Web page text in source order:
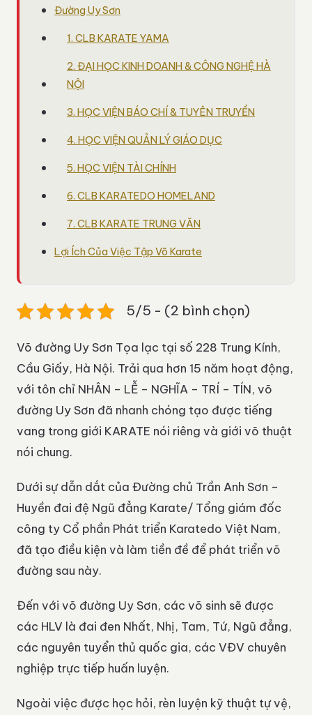
Đường Uy Sơn
1. CLB KARATE YAMA
2. ĐẠI HỌC KINH DOANH & CÔNG NGHỆ HÀ
NỘI
3. HỌC VIỆN BÁO CHÍ & TUYÊN TRUYỀN
4. HỌC VIỆN QUẢN LÝ GIÁO DỤC
5. HỌC VIỆN TÀI CHÍNH
6. CLB KARATEDO HOMELAND
7. CLB KARATE TRUNG VĂN
Lợi Ích Của Việc Tập Võ Karate
5/5 - (2 bình chọn)
Võ đường Uy Sơn Tọa lạc tại số 228 Trung Kính,
Cầu Giấy, Hà Nội. Trải qua hơn 15 năm hoạt động,
với tôn chỉ NHÂN – LỄ – NGHĨA – TRÍ – TÍN, võ
đường Uy Sơn đã nhanh chóng tạo được tiếng
vang trong giới KARATE nói riêng và giới võ thuật
nói chung.
Dưới sự dẫn dắt của Đường chủ Trần Anh Sơn –
Huyền đai đệ Ngũ đẳng Karate/ Tổng giám đốc
công ty Cổ phần Phát triển Karatedo Việt Nam,
đã tạo điều kiện và làm tiền đề để phát triển võ
đường sau này.
Đến với võ đường Uy Sơn, các võ sinh sẽ được
các HLV là đai đen Nhất, Nhị, Tam, Tứ, Ngũ đẳng,
các nguyên tuyển thủ quốc gia, các VĐV chuyên
nghiệp trực tiếp huấn luyện.
Ngoài việc được học hỏi, rèn luyện kỹ thuật tự vệ,